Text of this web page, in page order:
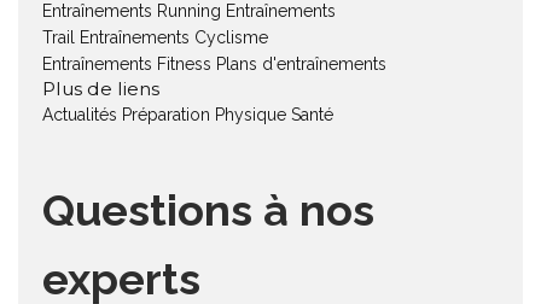
Entraînements Running Entraînements
Trail
Entraînements Cyclisme
Entraînements Fitness Plans d'entraînements
Plus de liens
Actualités Préparation Physique Santé
Questions à nos
experts